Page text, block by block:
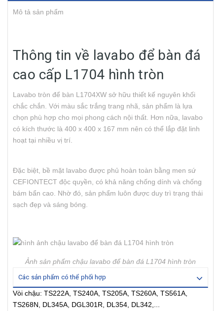
Mô tả sản phẩm
Thông tin về lavabo để bàn đá
cao cấp L1704 hình tròn
Lavabo tròn để bàn L1704XW sở hữu thiết kế nguyên khối
chắc chắn. Với màu sắc trắng trang nhã, sản phẩm là lựa
chọn phù hợp cho mọi phong cách nội thất. Hơn nữa, lavabo
có kích thước là 400 x 400 x 167 mm nên có thể lắp đặt linh
hoạt tại nhiều vị trí.
Đặc biệt, bề mặt lavabo được phủ hoàn toàn bằng men sứ
CEFIONTECT độc quyền, có khả năng chống dính và chống
bám bẩn cao. Nhờ đó, sản phẩm luôn được duy trì trạng thái
sạch đẹp và sáng bóng.
Ảnh sản phẩm chậu lavabo để bàn đá L1704 hình tròn
Các sản phẩm có thể phối hợp
Vòi chậu: TS222A, TS240A, TS205A, TS260A, TS561A,
TS268N, DL345A, DGL301R, DL354, DL342,...